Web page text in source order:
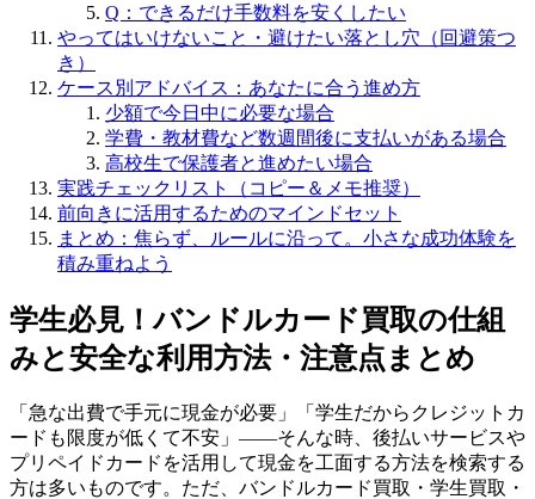
Q：できるだけ手数料を安くしたい
やってはいけないこと・避けたい落とし穴（回避策つ
き）
ケース別アドバイス：あなたに合う進め方
少額で今日中に必要な場合
学費・教材費など数週間後に支払いがある場合
高校生で保護者と進めたい場合
実践チェックリスト（コピー＆メモ推奨）
前向きに活用するためのマインドセット
まとめ：焦らず、ルールに沿って。小さな成功体験を
積み重ねよう
学生必見！バンドルカード買取の仕組
みと安全な利用方法・注意点まとめ
「急な出費で手元に現金が必要」「学生だからクレジットカ
ードも限度が低くて不安」——そんな時、後払いサービスや
プリペイドカードを活用して現金を工面する方法を検索する
方は多いものです。ただ、バンドルカード買取・学生買取・